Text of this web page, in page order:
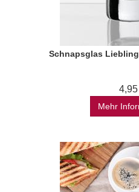
Schnapsglas
Mehr